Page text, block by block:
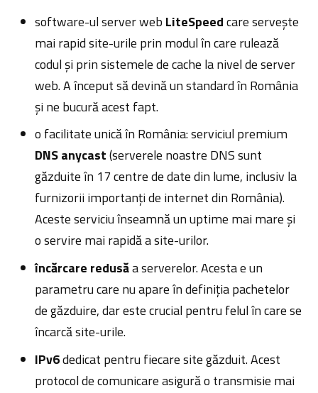
software-ul server web LiteSpeedcare servește
mai rapid site-urile prin modul în care rulează
codul și prin sistemele de cache la nivel de server
web. A început să devină un standard în România
și ne bucură acest fapt.
o facilitate unică în România: serviciul premium
DNS anycast(serverele noastre DNS sunt
găzduite în 17 centre de date din lume, inclusiv la
furnizorii importanți de internet din România).
Aceste serviciu înseamnă un uptime mai mare și
o servire mai rapidă a site-urilor.
încărcare redusăa serverelor. Acesta e un
parametru care nu apare în definiția pachetelor
de găzduire, dar este crucial pentru felul în care se
încarcă site-urile.
IPv6dedicat pentru fiecare site găzduit. Acest
protocol de comunicare asigură o transmisie mai